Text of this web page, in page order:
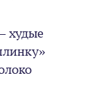
худые